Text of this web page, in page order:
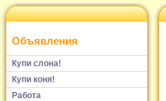
Объявления
Купи слона!
Купи коня!
Работа